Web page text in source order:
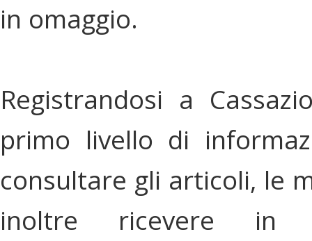
in omaggio.
Registrandosi a
primo livello di
consultare gli articoli, le
inoltre ricevere in